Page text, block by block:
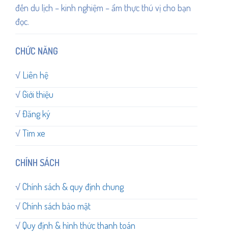
đến du lịch – kinh nghiệm – ẩm thực thú vị cho bạn
đọc.
CHỨC NĂNG
√ Liên hệ
√Giới thiệu
√Đăng ký
√Tìm xe
CHÍNH SÁCH
√Chính sách & quy định chung
√Chính sách bảo mật
√Quy định & hình thức thanh toán